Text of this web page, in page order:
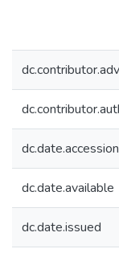
dc.date.available
dc.date.issued